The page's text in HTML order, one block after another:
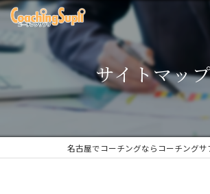
サイトマッ
名古屋でコーチングならコーチングサ